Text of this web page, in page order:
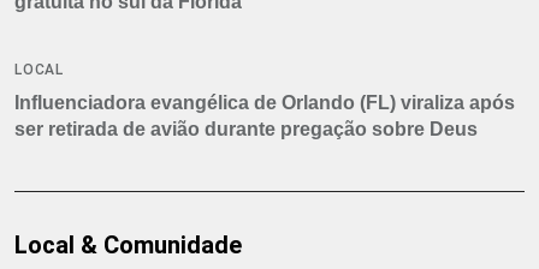
LOCAL
Influenciadora evangélica de Orlando (FL) viraliza após
ser retirada de avião durante pregação sobre Deus
Local & Comunidade